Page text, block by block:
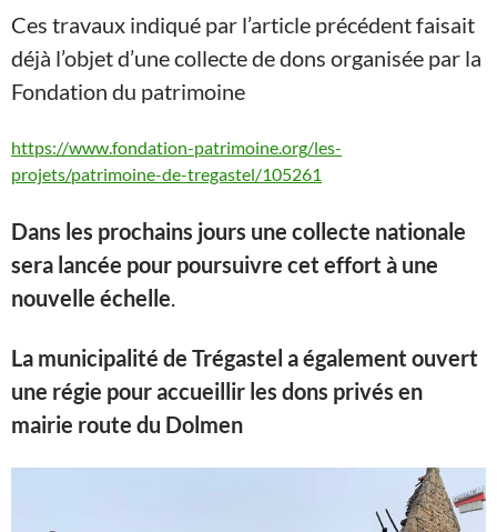
Ces travaux indiqué par l’article précédent faisait
déjà l’objet d’une collecte de dons organisée par la
Fondation du patrimoine
https://www.fondation-patrimoine.org/les-
projets/patrimoine-de-tregastel/105261
Dans les prochains jours une collecte nationale
sera lancée pour poursuivre cet effort à une
nouvelle échelle
La municipalité de Trégastel a également ouvert
une régie pour accueillir les dons privés en
mairie route du Dolmen